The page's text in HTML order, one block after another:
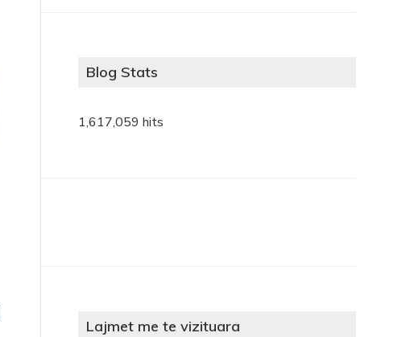
Blog Stats
1,617,059 hits
Lajmet me te vizituara